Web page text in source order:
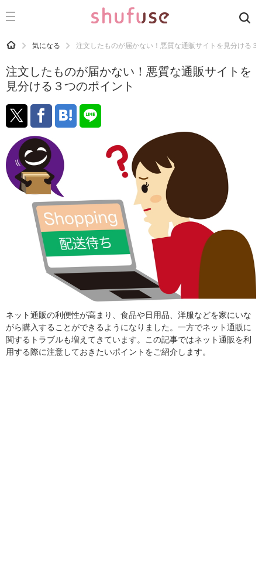
CATEGORY 記事カテゴリ
運気
洗濯
生活の知恵
お金
掃除
マナー
趣味
食材辞典
おすすめ
HOME 気になる 注文したものが届かない！悪質な通販サイトを見分ける３
注文したものが届かない！悪質な通販サイトを
見分ける３つのポイント
ネット通販の利便性が高まり、食品や日用品、洋服などを家にいな
がら購入することができるようになりました。一方でネット通販に
関するトラブルも増えてきています。この記事ではネット通販を利
用する際に注意しておきたいポイントをご紹介します。